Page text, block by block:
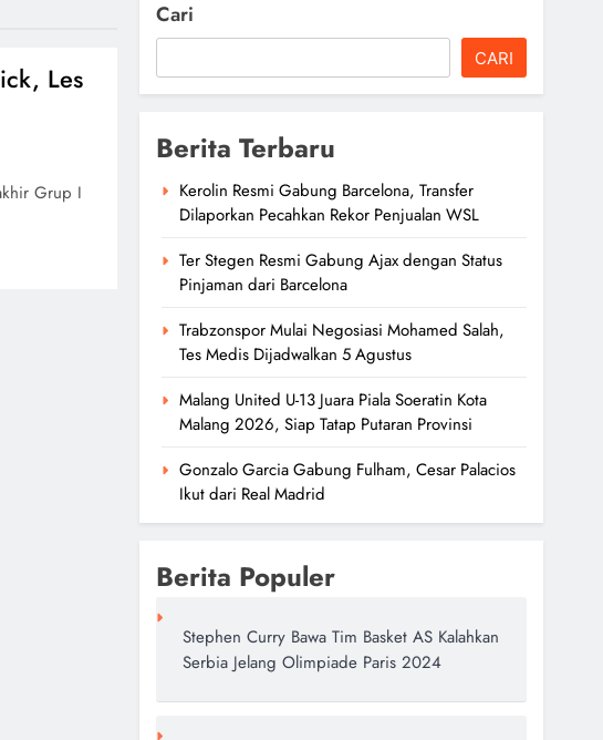
Les
Grup I
Cari
CARI
Berita Terbaru
Kerolin Resmi Gabung Barcelona, Transfer
Dilaporkan Pecahkan Rekor Penjualan WSL
Ter Stegen Resmi Gabung Ajax dengan Status
Pinjaman dari Barcelona
Trabzonspor Mulai Negosiasi Mohamed Salah,
Tes Medis Dijadwalkan 5 Agustus
Malang United U-13 Juara Piala Soeratin Kota
Malang 2026, Siap Tatap Putaran Provinsi
Gonzalo Garcia Gabung Fulham, Cesar Palacios
Ikut dari Real Madrid
Berita Populer
Stephen Curry Bawa Tim Basket AS Kalahkan
Serbia Jelang Olimpiade Paris 2024